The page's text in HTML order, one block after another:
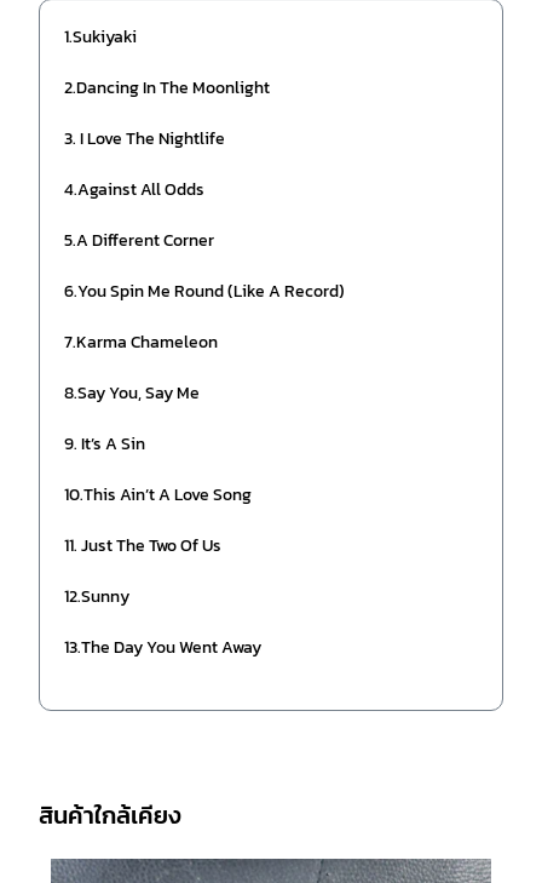
1.Sukiyaki
2.Dancing In The Moonlight
3. I Love The Nightlife
4.Against All Odds
5.A Different Corner
6.You Spin Me Round (Like A Record)
7.Karma Chameleon
8.Say You, Say Me
9. It’s A Sin
10.This Ain’t A Love Song
11. Just The Two Of Us
12.Sunny
13.The Day You Went Away
สินค้าใกล้เคียง